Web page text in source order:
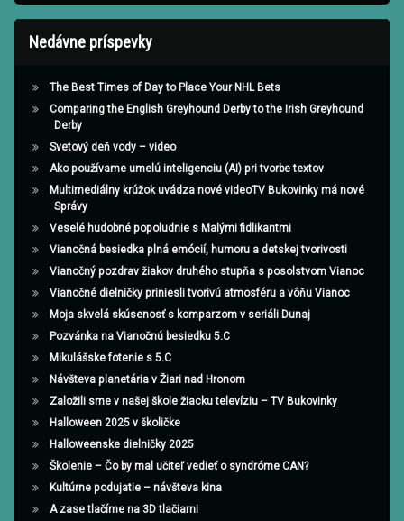
Nedávne príspevky
The Best Times of Day to Place Your NHL Bets
Comparing the English Greyhound Derby to the Irish Greyhound
Derby
Svetový deň vody – video
Ako používame umelú inteligenciu (AI) pri tvorbe textov
Multimediálny krúžok uvádza nové videoTV Bukovinky má nové
Správy
Veselé hudobné popoludnie s Malými fidlikantmi
Vianočná besiedka plná emócií, humoru a detskej tvorivosti
Vianočný pozdrav žiakov druhého stupňa s posolstvom Vianoc
Vianočné dielničky priniesli tvorivú atmosféru a vôňu Vianoc
Moja skvelá skúsenosť s komparzom v seriáli Dunaj
Pozvánka na Vianočnú besiedku 5.C
Mikulášske fotenie s 5.C
Návšteva planetária v Žiari nad Hronom
Založili sme v našej škole žiacku televíziu – TV Bukovinky
Halloween 2025 v školičke
Halloweenske dielničky 2025
Školenie – Čo by mal učiteľ vedieť o syndróme CAN?
Kultúrne podujatie – návšteva kina
A zase tlačíme na 3D tlačiarni